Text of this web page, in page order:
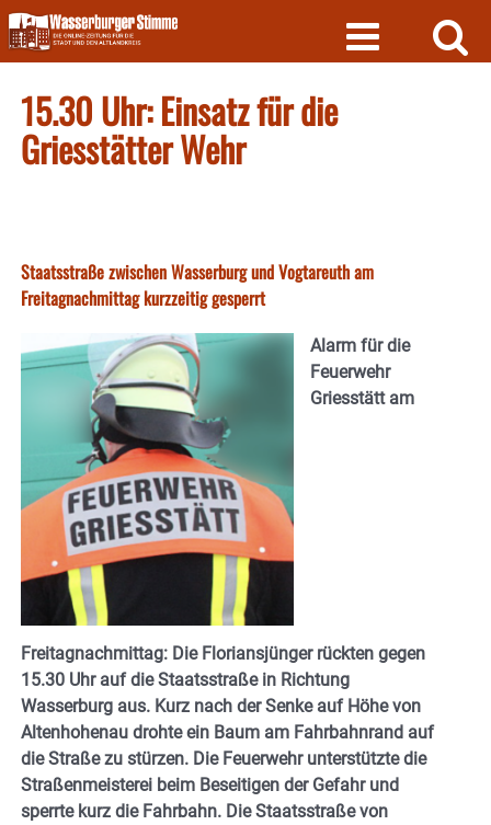
Skip
to
content
15.30 Uhr: Einsatz für die
Griesstätter Wehr
Staatsstraße zwischen Wasserburg und Vogtareuth am
Freitagnachmittag kurzzeitig gesperrt
Alarm für die
Feuerwehr
Griesstätt am
Freitagnachmittag: Die Floriansjünger rückten gegen
15.30 Uhr auf die Staatsstraße in Richtung
Wasserburg aus. Kurz nach der Senke auf Höhe von
Altenhohenau drohte ein Baum am Fahrbahnrand auf
die Straße zu stürzen. Die Feuerwehr unterstützte die
Straßenmeisterei beim Beseitigen der Gefahr und
sperrte kurz die Fahrbahn. Die Staatsstraße von